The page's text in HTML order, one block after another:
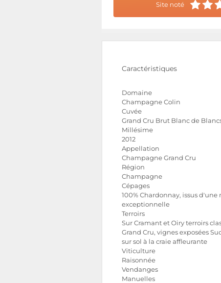
Site noté
Caractéristiques
Domaine
Champagne Colin
Cuvée
Grand Cru Brut Blanc de
Millésime
2012
Appellation
Champagne Grand Cru
Région
Champagne
Cépages
100% Chardonnay, issus d'une
exceptionnelle
Terroirs
Sur Cramant et Oiry terroirs
Grand Cru, vignes exposées
sur sol à la craie affleurante
Viticulture
Raisonnée
Vendanges
Manuelles